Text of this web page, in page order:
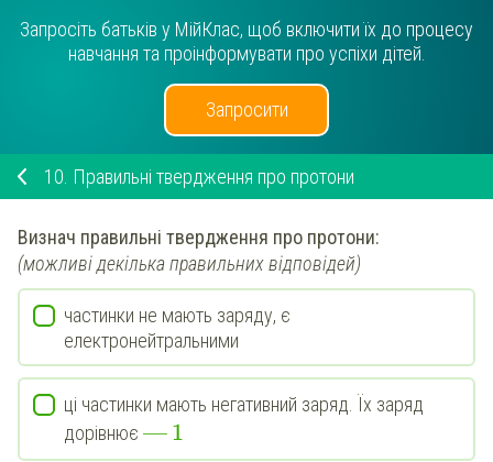
Запросіть батьків у МійКлас, щоб включити їх до процесу
навчання та проінформувати про успіхи дітей.
Запросити
10. Правильні твердження про протони
Визнач правильні твердження про протони:
(можливі декілька правильних відповідей)
частинки не мають заряду, є
електронейтральними
ці частинки мають негативний заряд. Їх заряд
дорівнює —1